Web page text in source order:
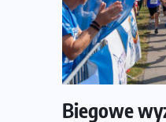
Biegowe